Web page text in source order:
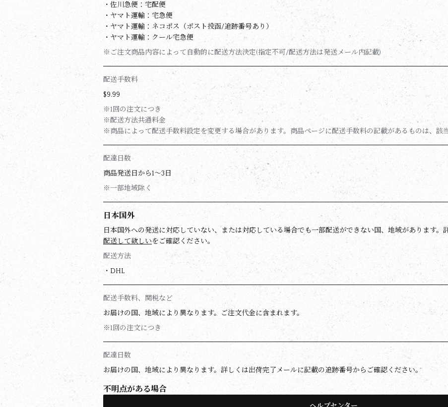
・佐川急便：宅配便
・ヤマト運輸：宅急便
・ヤマト運輸：ネコポス（ポスト投函/追跡番号あり）
・ヤマト運輸：クール宅急便
※ご注文商品内容によって自動的に配送方法決定(指定不可/配送方法は発送メール内記載)
配送手数料
$‌9.99
※1回の注文につき
※配送方法共通料金
※商品によって配送手数料設定を変更する場合があります。商品ページに配送手数料の記載があるものは、該
配達日数
商品発送日から1〜3日
※一部地域除く
日本国外
日本国外への発送に対応していない、または対応している場合でも一部配送ができない国、地域があります。
配送して欲しいをご確認ください。
配送方法
・DHL
配送手数料、関税など
お届けの国、地域により異なります。ご注文代金に含まれます。
※1回の注文につき
配達日数
お届けの国、地域により異なります。詳しくは出荷完了メールに記載の追跡番号からご確認ください。
不明点がある場合